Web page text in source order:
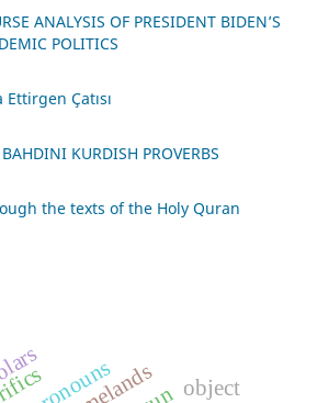
ANALYSIS OF PRESIDENT BIDEN’S
POLITICS
Çatısı
KURDISH PROVERBS
the texts of the Holy Quran
object